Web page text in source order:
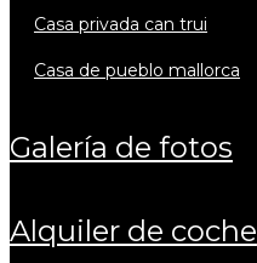
casa privada can trui
casa de pueblo mallorca
galería de fotos
alquiler de coche